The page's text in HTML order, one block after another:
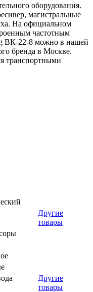
оборудования.
магистральные
На официальном
частотным
ВК-22-8 можно в нашей
бренда в Москве.
транспортными
Другие
товары
Другие
товары